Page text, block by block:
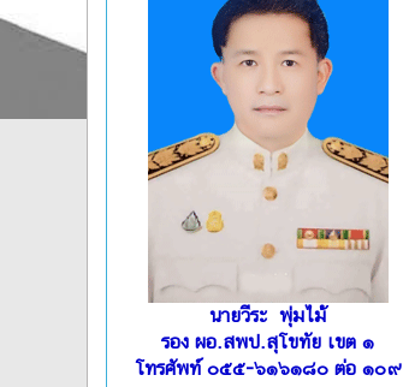
นายวีระ พุ่มไม้
รอง ผอ.สพป.สุโขทัย เขต ๑
โทรศัพท์ ๐๕๕-๖๑๖๑๘๐ ต่อ ๑๐๙